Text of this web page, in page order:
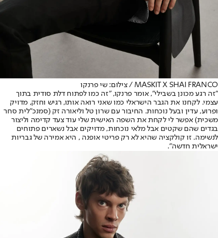
MASKIT X SHAI FRANCO / צילום: שי פרנקו
"זה רגע מכונן בשבילי", אומר פרנקו, "זה כמו לפתוח דלת סודית בתוך
עצמי. לקחנו את הגבר הישראלי כמו שאני רואה אותו, רגיש וחזק, מדויק
ופרוע, עדין ובעל נוכחות. החיבור עם שרון טל וליאורה זק (סמנכ"לית סחר
משכית) אפשר לי לקחת את השפה האישית שלי עוד צעד קדימה וליצור
בגדים שהם שקטים אבל מלאי נוכחות, מדויקים אבל נשארים פתוחים
לנשימה. זו קולקציה שהיא לא רק פריטי אופנה , היא אמירה של גבריות
ישראלית חדשה".